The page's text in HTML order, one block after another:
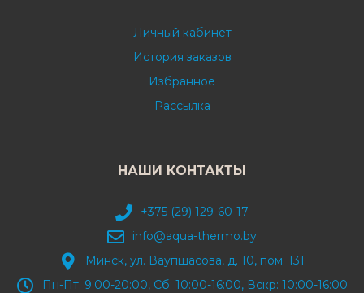
Личный кабинет
История заказов
Избранное
Рассылка
НАШИ КОНТАКТЫ
+375 (29) 129-60-17
info@aqua-thermo.by
Минск, ул. Ваупшасова, д. 10, пом. 131
Пн-Пт: 9:00-20:00, Сб: 10:00-16:00, Вскр: 10:00-16:00